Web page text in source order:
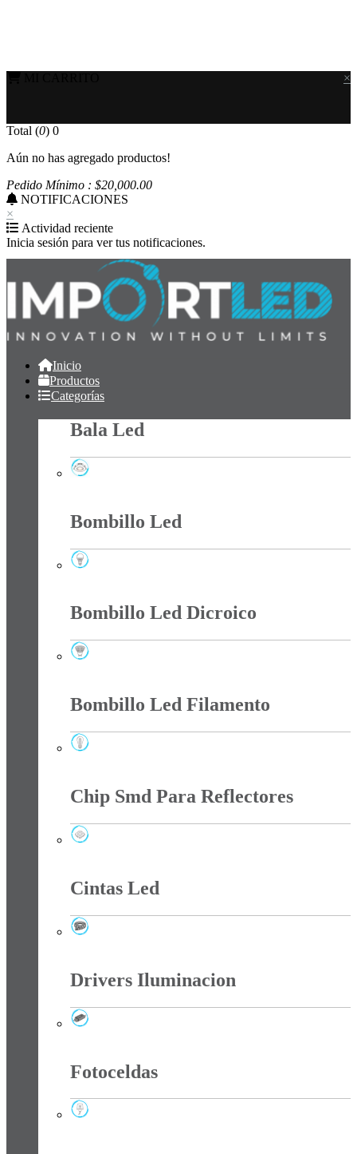
×
Total (0) 0
Aún no has agregado productos!
Pedido Mínimo : $20,000.00
NOTIFICACIONES
×
Actividad reciente
Inicia sesión para ver tus notificaciones.
Inicio
Productos
Categorías
Bala Led
Bombillo Led
Bombillo Led Dicroico
Bombillo Led Filamento
Chip Smd Para Reflectores
Cintas Led
Drivers Iluminacion
Fotoceldas